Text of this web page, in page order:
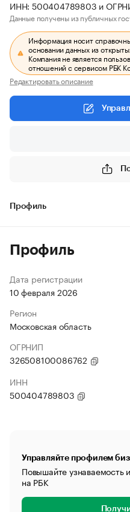
ИНН: 500404789803 и
Данные получены из публичных
Информация носит
основании данных из
Компания не является
отношений с сервисом РБК
Редактировать описание
Профиль
Профиль
Дата регистрации
10 февраля 2026
Регион
Московская область
ОГРНИП
326508100086762
ИНН
500404789803
Управляйте профилем
Повышайте узнаваемость
на РБК